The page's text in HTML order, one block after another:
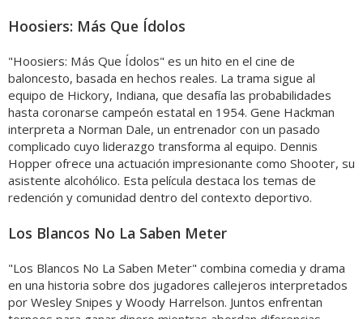
Hoosiers: Más Que Ídolos
"Hoosiers: Más Que Ídolos" es un hito en el cine de
baloncesto, basada en hechos reales. La trama sigue al
equipo de Hickory, Indiana, que desafía las probabilidades
hasta coronarse campeón estatal en 1954. Gene Hackman
interpreta a Norman Dale, un entrenador con un pasado
complicado cuyo liderazgo transforma al equipo. Dennis
Hopper ofrece una actuación impresionante como Shooter, su
asistente alcohólico. Esta película destaca los temas de
redención y comunidad dentro del contexto deportivo.
Los Blancos No La Saben Meter
"Los Blancos No La Saben Meter" combina comedia y drama
en una historia sobre dos jugadores callejeros interpretados
por Wesley Snipes y Woody Harrelson. Juntos enfrentan